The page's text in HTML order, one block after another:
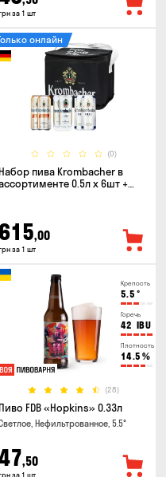
за 1 шт
(0)
онлайн
Набор пива Krombacher в
0.5л х 6шт +
615,00
за 1 шт
Крепость
5.5 °
Горечь
42 IBU
Плотность
14.5 %
(28)
Пиво FDB «Hopkins» 0.33л
Нефильтрованное, 5.5°
,50
за 1 шт